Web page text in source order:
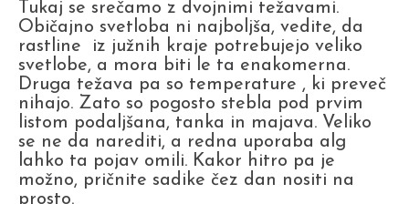
Tukaj se srečamo z dvojnimi težavami.
Običajno svetloba ni najboljša, vedite, da
rastline iz južnih kraje potrebujejo veliko
svetlobe, a mora biti le ta enakomerna.
Druga težava pa so temperature , ki preveč
nihajo. Zato so pogosto stebla pod prvim
listom podaljšana, tanka in majava. Veliko
se ne da narediti, a redna uporaba alg
lahko ta pojav omili. Kakor hitro pa je
možno, pričnite sadike čez dan nositi na
prosto.